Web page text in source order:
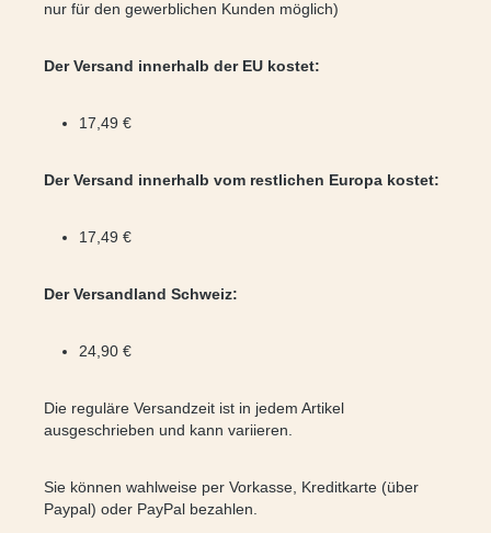
nur für den gewerblichen Kunden möglich)
Der Versand innerhalb der EU kostet:
17,49 €
Der Versand innerhalb vom restlichen Europa kostet:
17,49 €
Der Versandland Schweiz:
24,90 €
Die reguläre Versandzeit ist in jedem Artikel
ausgeschrieben und kann variieren.
Sie können wahlweise per Vorkasse, Kreditkarte (über
Paypal) oder PayPal bezahlen.